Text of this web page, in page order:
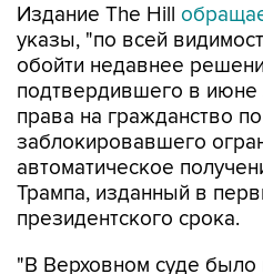
Издание The Hill
указы, "по всей
обойти недавнее
подтвердившего в июне
права на гражданство
заблокировавшего
автоматическое
Трампа, изданный в
президентского срока.
"В Верховном суде было